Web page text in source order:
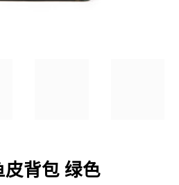
背包 绿色